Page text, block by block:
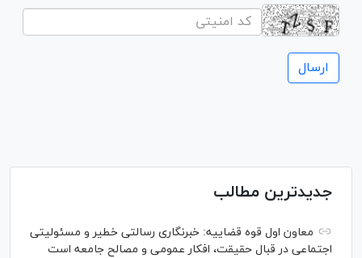
جدیدترین مطالب
معاون اول قوه قضاییه: خبرنگاری رسالتی خطیر و مسئولیتی
اجتماعی در قبال حقیقت، افکار عمومی و مصالح جامعه است